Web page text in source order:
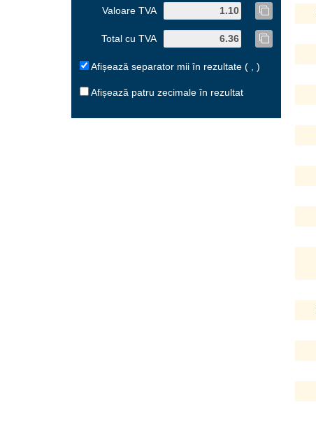
Valoare TVA
Total cu TVA
Afișează separator mii în rezultate ( , )
Afișează patru zecimale în rezultat